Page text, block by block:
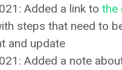
Added a link to the
steps that need to
and update
Added a note